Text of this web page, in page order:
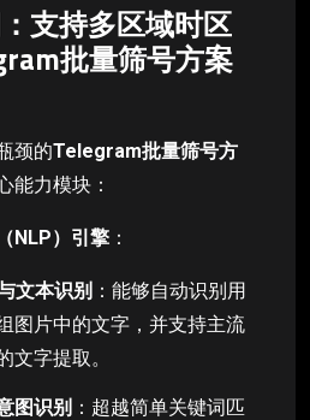
支持多区域时区
批量筛号方案
颈的Telegram批量筛号方
能力模块：
NLP）引擎 ：
文本识别 ：能够自动识别用
图片中的文字，并支持主流
文字提取。
图识别 ：超越简单关键词匹